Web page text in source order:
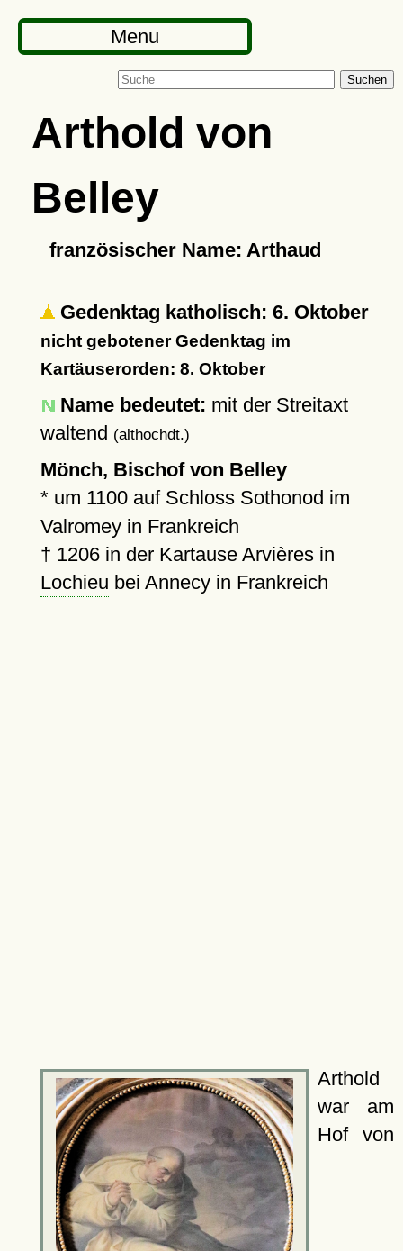
Menu
Suchen
Arthold von
Belley
französischer Name: Arthaud
Gedenktag katholisch: 6. Oktober
nicht gebotener Gedenktag im
Kartäuserorden: 8. Oktober
Name bedeutet: mit der Streitaxt
waltend (althochdt.)
Mönch, Bischof von Belley
* um 1100auf Schloss Sothonod im
Valromey in Frankreich
† 1206in der Kartause Arvières in
Lochieu bei Annecy in Frankreich
Arthold
war am
Hof von